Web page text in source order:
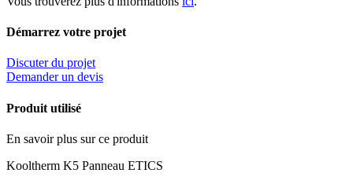
Démarrez votre projet
Discuter du projet
Demander un devis
Produit utilisé
En savoir plus sur ce produit
Kooltherm K5 Panneau ETICS